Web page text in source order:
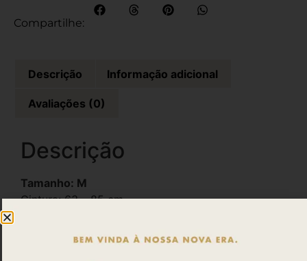
Compartilhe:
Descrição Informação adicional
Avaliações (0)
Descrição
Tamanho: M
Cintura: 63 – 85 cm
Cavalo Hot Pants: 32 cm